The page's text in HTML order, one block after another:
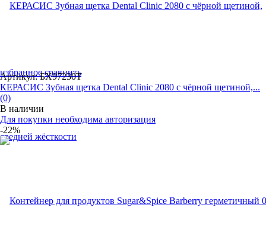
избранное сравнить
Артикул: БХ97230Т
КЕРАСИС Зубная щетка Dental Clinic 2080 с чёрной щетиной,...
(0)
В наличии
Для покупки необходима авторизация
-22%